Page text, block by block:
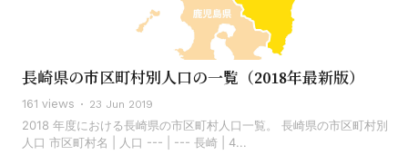
長崎県の市区町村別人口の一覧（2018年最新版）
161 views 23 Jun 2019
2018 年度における長崎県の市区町村人口一覧。 長崎県の市区町村別
人口 市区町村名 | 人口 --- | --- 長崎 | 4...